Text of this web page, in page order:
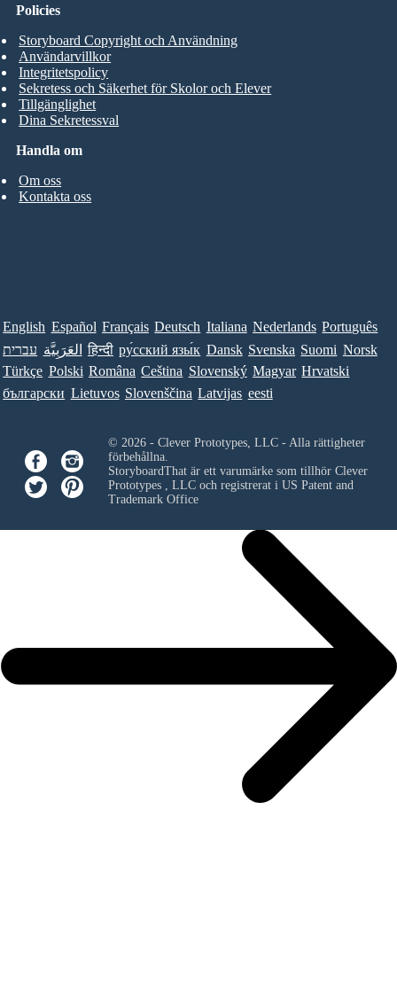
Handla om
Om oss
Kontakta oss
Policies
Storyboard Copyright och Användning
Användarvillkor
Integritetspolicy
Sekretess och Säkerhet för Skolor och Elever
Tillgänglighet
Dina Sekretessval
English Español Français Deutsch Italiana Nederlands Português
עברית العَرَبِيَّة हिन्दी ру́сский язы́к Dansk Svenska Suomi Norsk
Türkçe Polski Româna Ceština Slovenský Magyar Hrvatski
български Lietuvos Slovenščina Latvijas eesti
© 2026 - Clever Prototypes, LLC - Alla rättigheter
förbehållna.
StoryboardThat är ett varumärke som tillhör Clever
Prototypes , LLCoch registrerat i US Patent and
Trademark Office